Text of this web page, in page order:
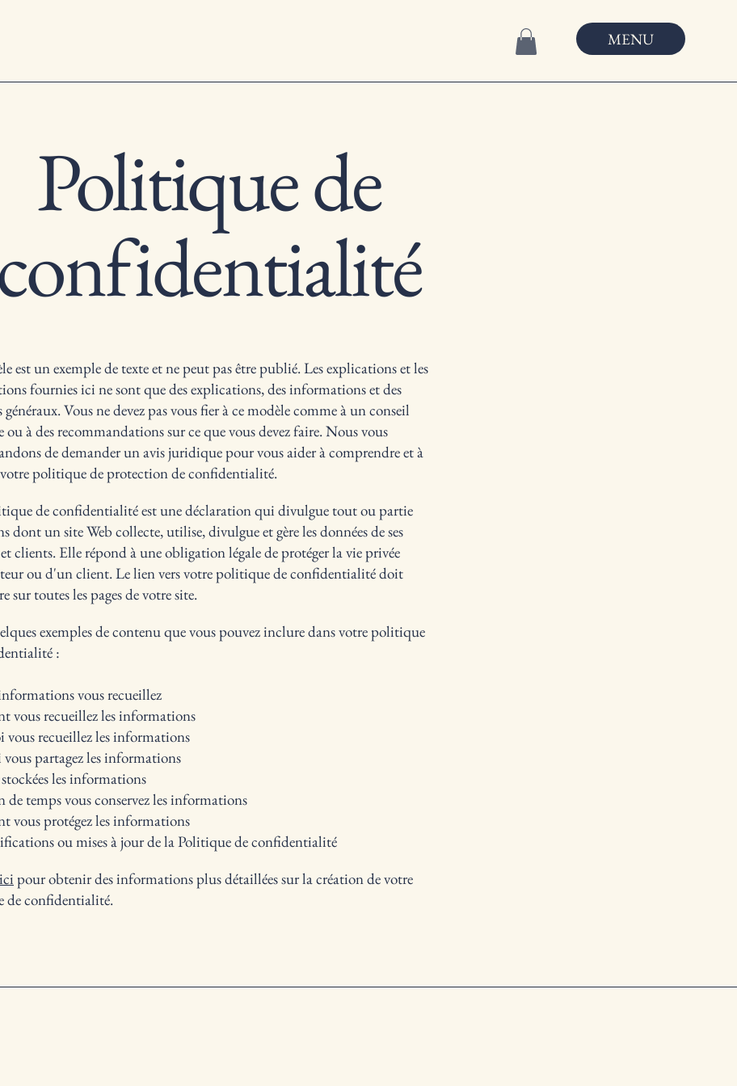
MENU
Politique de
est un exemple de texte et ne peut pas être publié. Les explications et les
fournies ici ne sont que des explications, des informations et des
généraux. Vous ne devez pas vous fier à ce modèle comme à un conseil
à des recommandations sur ce que vous devez faire. Nous vous
de demander un avis juridique pour vous aider à comprendre et à
politique de protection de confidentialité.
de confidentialité est une déclaration qui divulgue tout ou partie
dont un site Web collecte, utilise, divulgue et gère les données de ses
clients. Elle répond à une obligation légale de protéger la vie privée
ou d'un client. Le lien vers votre politique de confidentialité doit
sur toutes les pages de votre site.
exemples de contenu que vous pouvez inclure dans votre politique
:
vous recueillez
vous recueillez les informations
vous recueillez les informations
partagez les informations
les informations
de temps vous conservez les informations
vous protégez les informations
ou mises à jour de la Politique de confidentialité
pour obtenir des informations plus détaillées sur la création de votre
de confidentialité.